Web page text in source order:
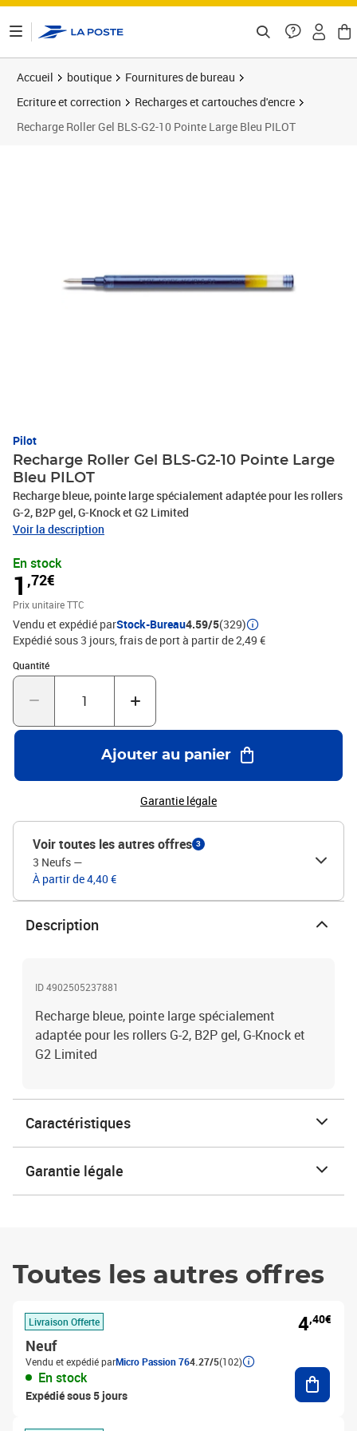
Accueil boutique
Fournitures de bureau
Ecriture et correction
Recharges et cartouches d'encre
Recharge Roller Gel BLS-G2-10 Pointe Large Bleu PILOT
Pilot
Recharge Roller Gel BLS-G2-10 Pointe Large
Bleu PILOT
Recharge bleue, pointe large spécialement adaptée pour les rollers
G-2, B2P gel, G-Knock et G2 Limited
Voir la description
En stock
1 ,72€
Prix unitaire TTC
Vendu et expédié parStock-Bureau4.59/5(329)
Expédié sous 3 jours, frais de port à partir de 2,49 €
Quantité
Quantité : 1
Ajouter au panier
Garantie légale
Voir toutes les autres offres 3
3 Neufs —
À partir de 4,40 €
Description
ID 4902505237881
Recharge bleue, pointe large spécialement
adaptée pour les rollers G-2, B2P gel, G-Knock et
G2 Limited
Caractéristiques
Garantie légale
Toutes les autres offres
Livraison Offerte
Neuf
Vendu et expédié parMicro Passion 764.27/5(102)
En stock
Expédié sous 5 jours
4,40€